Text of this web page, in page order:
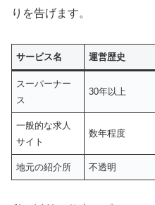
りを告げます。
サービス名 運営歴史
スーパーナー
ス
30年以上
一般的な求人
サイト
数年程度
地元の紹介所 不透明